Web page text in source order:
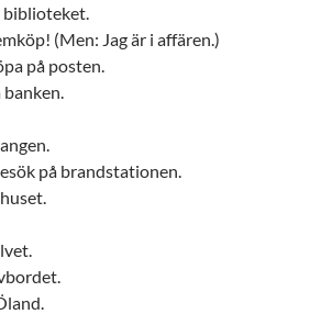
biblioteket.
(Men: Jag är i affären.)
på posten.
på brandstationen.